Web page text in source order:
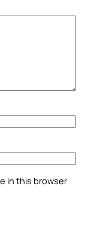
in this browser